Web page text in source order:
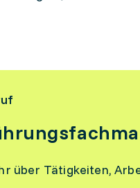
über Tätigkeiten,